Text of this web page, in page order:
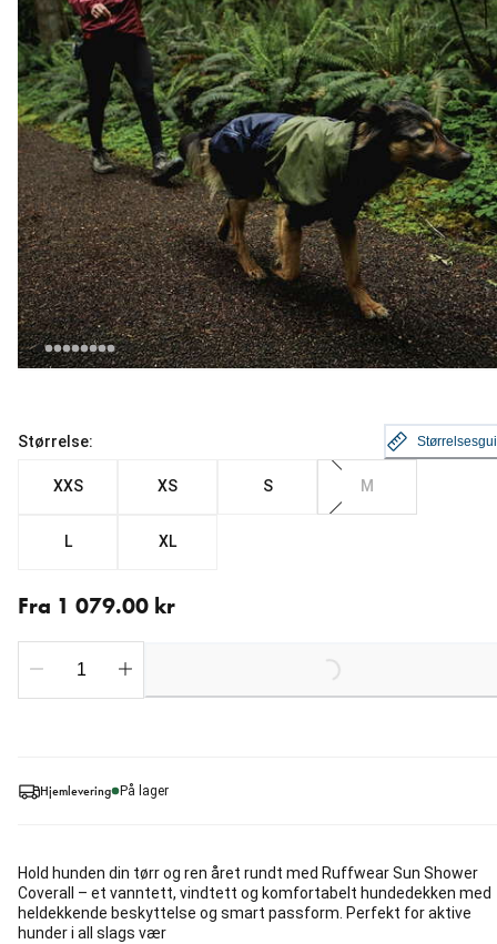
Hjemlevering På lager
Hold hunden din tørr og ren året rundt med Ruffwear Sun Shower
Coverall – et vanntett, vindtett og komfortabelt hundedekken med
heldekkende beskyttelse og smart passform. Perfekt for aktive
hunder i all slags vær
Størrelse:
XXS XS S M
L XL
Fra 1 079.00 kr
Loading...